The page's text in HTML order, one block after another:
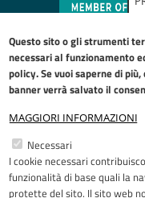
Questo sito o gli strumenti
necessari al
policy. Se vuoi saperne di
banner verrà salvato il
MAGGIORI INFORMAZIONI
Necessari
I cookie necessari
funzionalità di base quali la
protette del sito. Il sito web